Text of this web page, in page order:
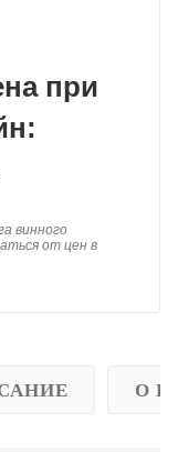
при
винного
от цен в
О